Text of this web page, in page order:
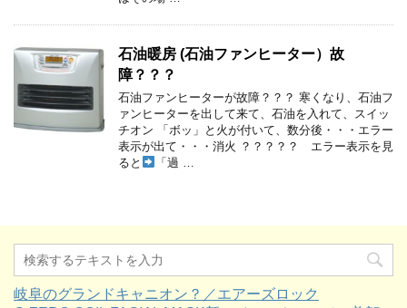
石油暖房 (石油ファンヒーター）故
障？？？
石油ファンヒーターが故障？？？ 寒くなり、石油フ
ァンヒーターを出して来て、石油を入れて、スイッ
チオン 「ボッ」と火が付いて、数分後・・・エラー
表示が出て・・・消火 ？？？？？ エラー表示を見
ると
「過 …
岐阜のグランドキャニオン？／エアーズロック